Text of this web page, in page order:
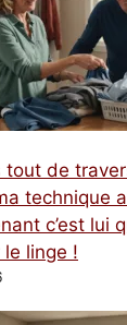
tout de
technique
c’est lui
linge !